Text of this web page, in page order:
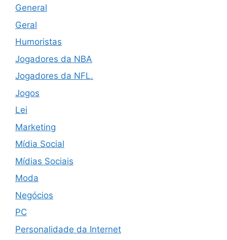
General
Geral
Humoristas
Jogadores da NBA
Jogadores da NFL.
Jogos
Lei
Marketing
Mídia Social
Mídias Sociais
Moda
Negócios
PC
Personalidade da Internet